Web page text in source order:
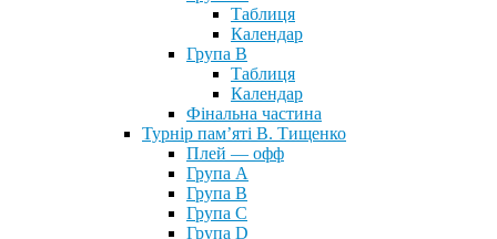
Таблиця
Календар
Група В
Таблиця
Календар
Фінальна частина
Турнір пам’яті В. Тищенко
Плей — офф
Група А
Група B
Група С
Група D